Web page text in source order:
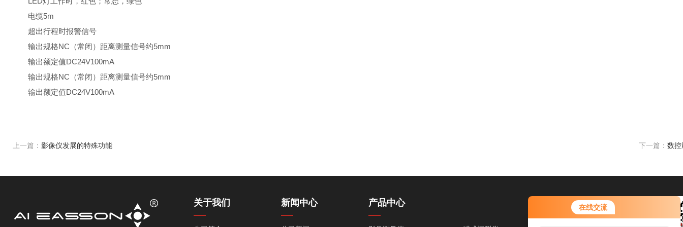
在线交流
电缆5m
超出行程时报警信号
输出规格NC（常闭）距离测量信号约5mm
输出额定值DC24V100mA
输出规格NC（常闭）距离测量信号约5mm
输出额定值DC24V100mA
上一篇： 影像仪发展的特殊功能 下一篇： 数控
关于我们 新闻中心 产品中心